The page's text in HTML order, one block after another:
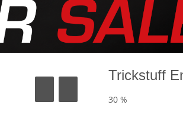
Trickstuff
30 %